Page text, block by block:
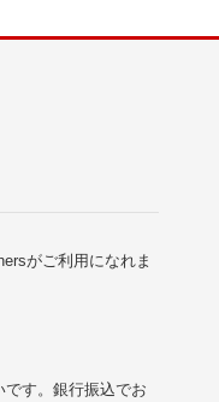
がご利用になれま
す。銀行振込でお